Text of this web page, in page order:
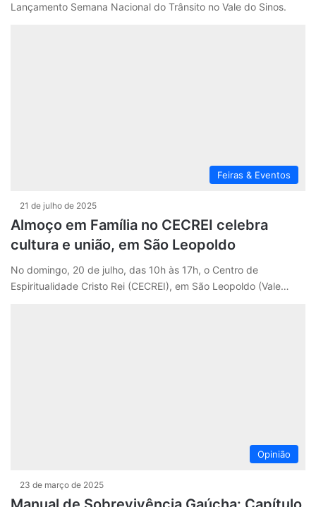
Lançamento Semana Nacional do Trânsito no Vale do Sinos.
Feiras & Eventos
21 de julho de 2025
Almoço em Família no CECREI celebra
cultura e união, em São Leopoldo
No domingo, 20 de julho, das 10h às 17h, o Centro de
Espiritualidade Cristo Rei (CECREI), em São Leopoldo (Vale…
Opinião
23 de março de 2025